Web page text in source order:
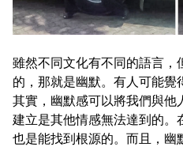
雖然不同文化有不同的語言，
的，那就是幽默。有人可能覺
其實，幽默感可以將我們與他
建立是其他情感無法達到的。
也是能找到根源的。而且，幽